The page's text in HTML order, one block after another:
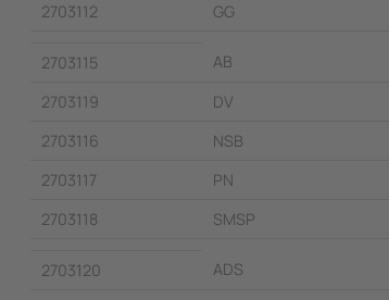
2703112
GG
2703115 AB
2703119
DV
2703116
NSB
2703117
PN
2703118
SMSP
2703120 ADS